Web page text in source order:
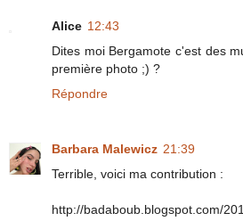
Alice 12:43
Dites moi Bergamote c'est des
première photo ;) ?
Répondre
Barbara Malewicz 21:39
Terrible, voici ma contribution :
http://badaboub.blogspot.com/